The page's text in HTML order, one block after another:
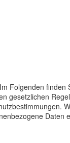
Folgenden finden
gesetzlichen
Daten